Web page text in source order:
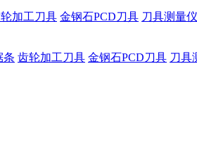
加工刀具 金钢石PCD刀具 刀具测量仪
条 齿轮加工刀具 金钢石PCD刀具 刀具